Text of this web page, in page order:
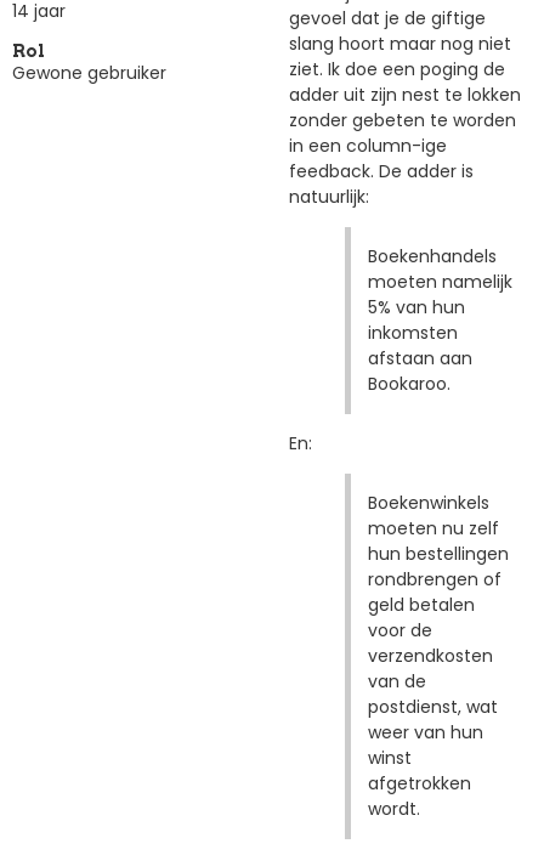
14 jaar
Rol
Gewone gebruiker
gevoel dat je de giftige
slang hoort maar nog niet
ziet. Ik doe een poging de
adder uit zijn nest te lokken
zonder gebeten te worden
in een column-ige
feedback. De adder is
natuurlijk:
Boekenhandels
moeten namelijk
5% van hun
inkomsten
afstaan aan
Bookaroo.
En:
Boekenwinkels
moeten nu zelf
hun bestellingen
rondbrengen of
geld betalen
voor de
verzendkosten
van de
postdienst, wat
weer van hun
winst
afgetrokken
wordt.